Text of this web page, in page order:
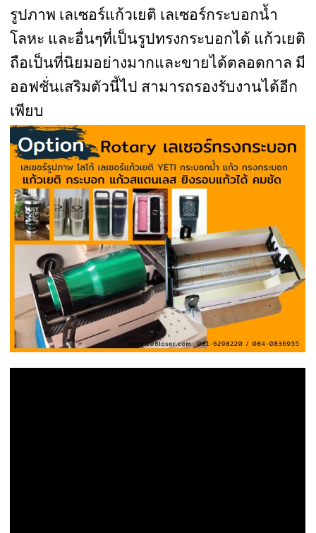
รูปภาพ เลเซอร์แก้วเยติ เลเซอร์กระบอกน้ำ
โลหะ และอื่นๆที่เป็นรูปทรงกระบอกได้ แก้วเยติ
ถือเป็นที่นิยมอย่างมากและขายได้ตลอดกาล มี
ออฟชั่นเสริมตัวนี้ไป สามารถรองรับงานได้อีก
เพียบ